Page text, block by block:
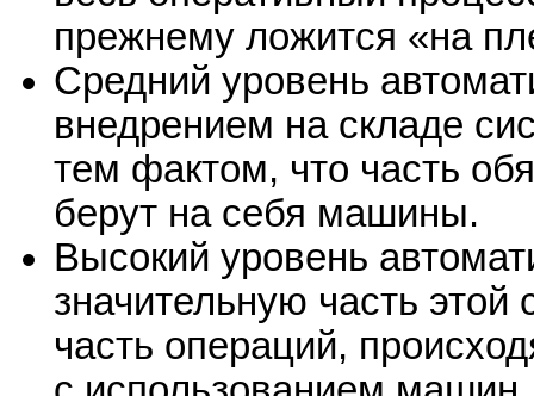
прежнему ложится «на
Средний уровень
внедрением на складе
тем фактом, что часть
берут на себя машины.
Высокий уровень
значительную часть этой
часть операций,